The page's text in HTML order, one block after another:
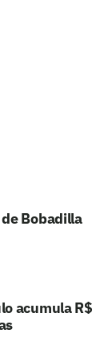
Bobadilla
acumula R$